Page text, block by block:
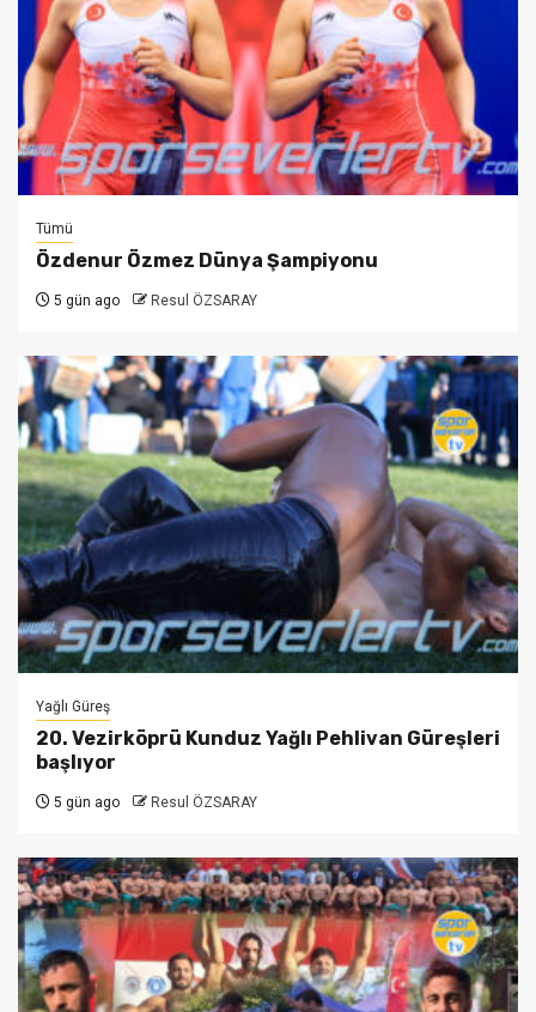
Tümü
Özdenur Özmez Dünya Şampiyonu
5 gün ago Resul ÖZSARAY
Yağlı Güreş
20. Vezirköprü Kunduz Yağlı Pehlivan Güreşleri
başlıyor
5 gün ago Resul ÖZSARAY